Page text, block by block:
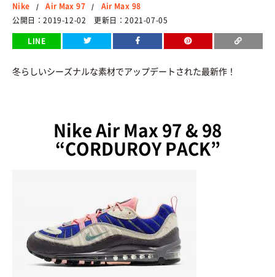
コラボ
サンダル Nike
ASICS
New Balance
Salomon
BRANDS/ ブランドから探す
/ カラーで探す
TOP/ スタイルトップ
STYLE IDEA/ コーデのアイデア
BEAUTY
Nike /Air Max 97/ Air Max 98
公開日：2019-12-02 更新日：2021-07-05
LINE
冬らしいシーズナルな素材でアップデートされた最新作！
Nike Air Max 97 & 98
“CORDUROY PACK”